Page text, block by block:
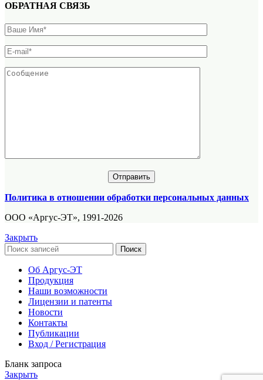
ОБРАТНАЯ СВЯЗЬ
Политика в отношении обработки персональных данных
ООО «Аргус-ЭТ», 1991-2026
Закрыть
Поиск
Об Аргус-ЭТ
Продукция
Наши возможности
Лицензии и патенты
Новости
Контакты
Публикации
Вход / Регистрация
Бланк запроса
Закрыть